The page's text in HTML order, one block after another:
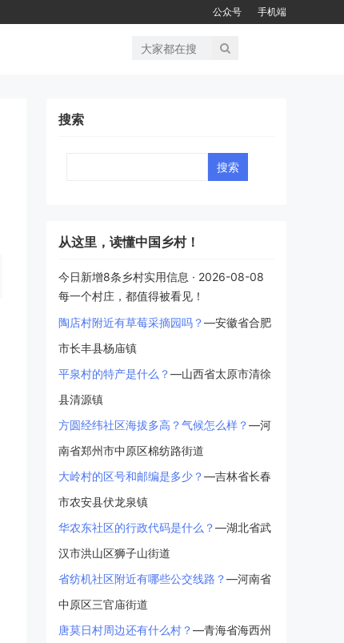
公众号 手机端
搜索
Search
从这里，读懂中国乡村！
今日新增8条乡村实用信息 · 2026-08-08
每一个村庄，都值得被看见！
陶店村附近有草莓采摘园吗？—安徽省合肥
市长丰县杨庙镇
平泉村的特产是什么？—山西省太原市清徐
县清源镇
方圆经纬社区海拔多高？气候怎么样？—河
南省郑州市中原区棉纺路街道
大岭村的区号和邮编是多少？—吉林省长春
市农安县伏龙泉镇
华农东社区的行政代码是什么？—湖北省武
汉市洪山区狮子山街道
省纺机社区附近有哪些公交线路？—河南省
中原区三官庙街道
唐莫日村周边还有什么村？—青海省海西州